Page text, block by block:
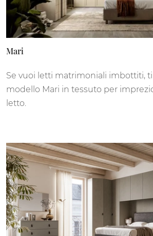
Mari
Se vuoi letti matrimoniali imbottiti,
modello Mari in tessuto per
letto.